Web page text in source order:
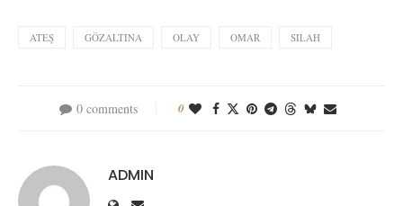
ATEŞ GÖZALTINA OLAY OMAR SILAH
0 comments 0
ADMIN